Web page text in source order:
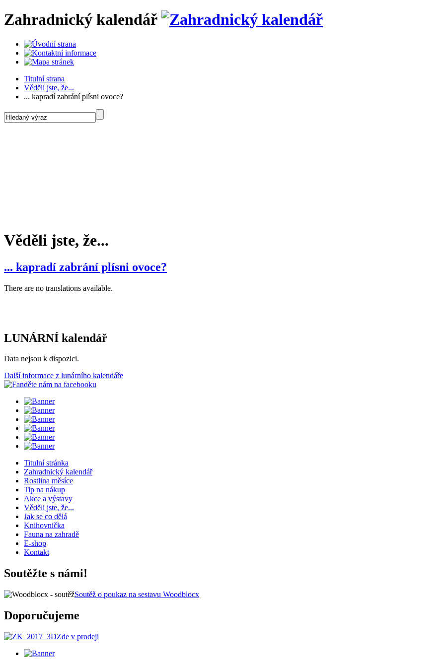
Zahradnický kalendář
Titulní strana
Věděli jste, že...
... kapradí zabrání plísni ovoce?
Věděli jste, že...
... kapradí zabrání plísni ovoce?
There are no translations available.
LUNÁRNÍ kalendář
Data nejsou k dispozici.
Další informace z lunárního kalendáře
Titulní stránka
Zahradnický kalendář
Rostlina měsíce
Tip na nákup
Akce a výstavy
Věděli jste, že...
Jak se co dělá
Knihovnička
Fauna na zahradě
E-shop
Kontakt
Soutěžte s námi!
Soutěž o poukaz na sestavu Woodblocx
Doporučujeme
Zde v prodeji